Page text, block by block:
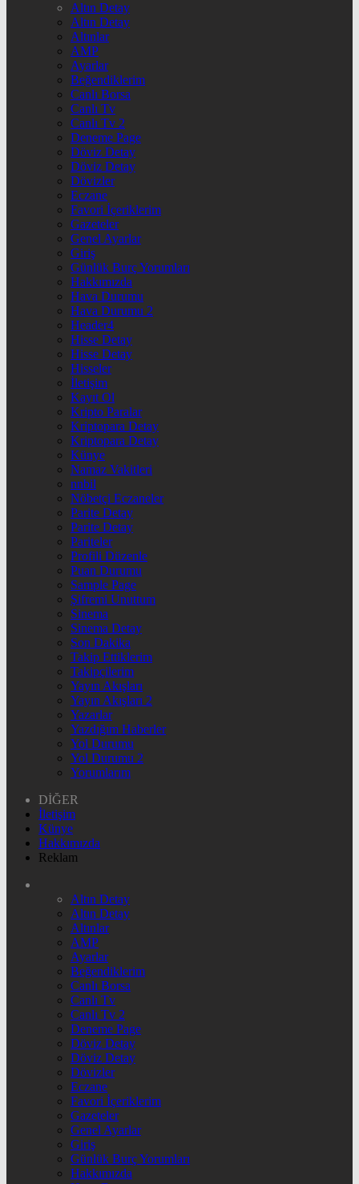
Altın Detay
Altın Detay
Altınlar
AMP
Ayarlar
Beğendiklerim
Canlı Borsa
Canlı Tv
Canlı Tv 2
Deneme Page
Döviz Detay
Döviz Detay
Dövizler
Eczane
Favori İçeriklerim
Gazeteler
Genel Ayarlar
Giriş
Günlük Burç Yorumları
Hakkımızda
Hava Durumu
Hava Durumu 2
Header4
Hisse Detay
Hisse Detay
Hisseler
İletişim
Kayıt Ol
Kripto Paralar
Kriptopara Detay
Kriptopara Detay
Künye
Namaz Vakitleri
nnbil
Nöbetçi Eczaneler
Parite Detay
Parite Detay
Pariteler
Profili Düzenle
Puan Durumu
Sample Page
Şifremi Unuttum
Sinema
Sinema Detay
Son Dakika
Takip Ettiklerim
Takipçilerim
Yayın Akışları
Yayın Akışları 2
Yazarlar
Yazdığım Haberler
Yol Durumu
Yol Durumu 2
Yorumlarım
DİĞER
İletişim
Künye
Hakkımızda
Reklam
Altın Detay
Altın Detay
Altınlar
AMP
Ayarlar
Beğendiklerim
Canlı Borsa
Canlı Tv
Canlı Tv 2
Deneme Page
Döviz Detay
Döviz Detay
Dövizler
Eczane
Favori İçeriklerim
Gazeteler
Genel Ayarlar
Giriş
Günlük Burç Yorumları
Hakkımızda